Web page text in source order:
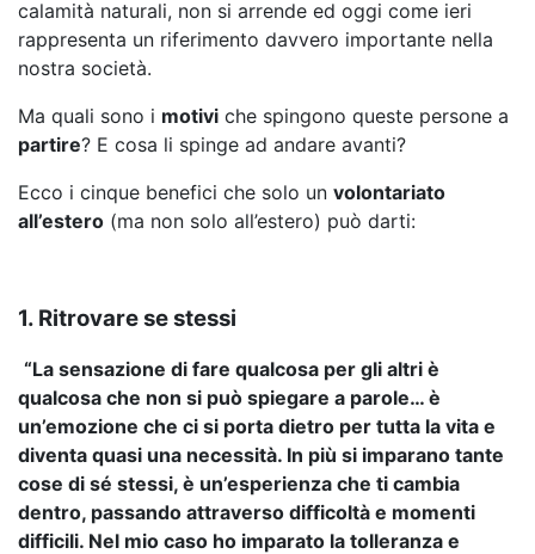
calamità naturali, non si arrende ed oggi come ieri
rappresenta un riferimento davvero importante nella
nostra società.
Ma quali sono i motivi che spingono queste persone a
partire? E cosa li spinge ad andare avanti?
Ecco i cinque benefici che solo un volontariato
all’estero (ma non solo all’estero) può darti:
1. Ritrovare se stessi
“La sensazione di fare qualcosa per gli altri è
qualcosa che non si può spiegare a parole… è
un’emozione che ci si porta dietro per tutta la vita e
diventa quasi una necessità. In più si imparano tante
cose di sé stessi, è un’esperienza che ti cambia
dentro, passando attraverso difficoltà e momenti
difficili. Nel mio caso ho imparato la tolleranza e